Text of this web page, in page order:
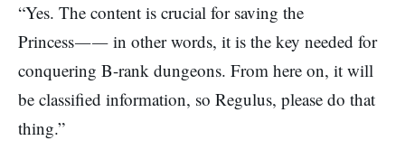
“Yes. The content is crucial for saving the
Princess―― in other words, it is the key needed for
conquering B-rank dungeons. From here on, it will
be classified information, so Regulus, please do that
thing.”